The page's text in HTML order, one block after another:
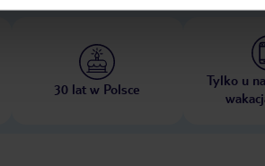
30 lat w Polsce
Tylko u